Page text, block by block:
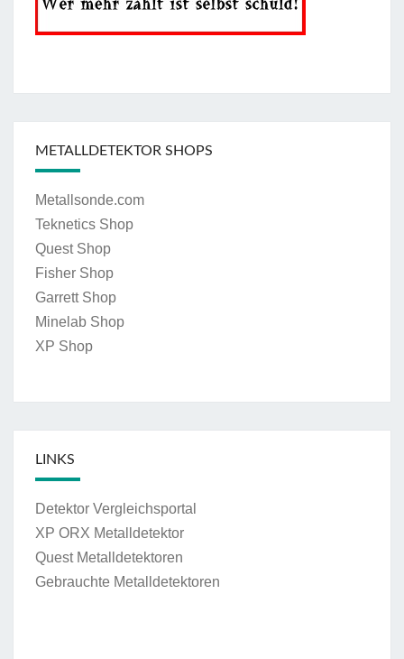
METALLDETEKTOR SHOPS
Metallsonde.com
Teknetics Shop
Quest Shop
Fisher Shop
Garrett Shop
Minelab Shop
XP Shop
LINKS
Detektor Vergleichsportal
XP ORX Metalldetektor
Quest Metalldetektoren
Gebrauchte Metalldetektoren